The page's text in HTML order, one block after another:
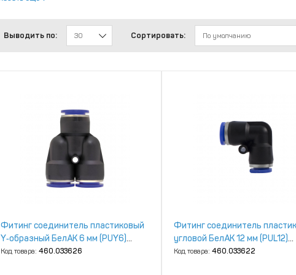
Выводить по: 30 Сортировать: По умолчанию
Фитинг соединитель пластиковый
Y‑образный БелАК 6 мм (PUY6)
[БАК.90356]
Код товара: 460.033626
Фитинг соединитель
угловой БелАК 12 мм (PUL12)
[БАК.90212]
Код товара: 460.033622